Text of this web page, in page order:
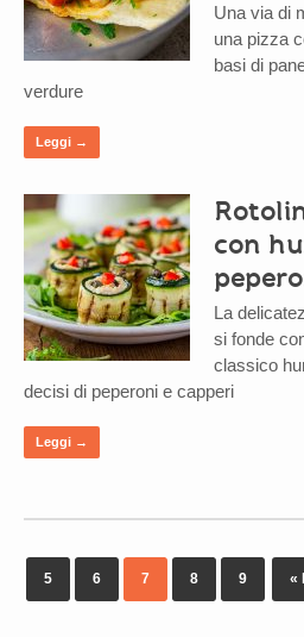
Una via di
una pizza
basi di
verdure
Leggi →
con
La
si fonde
classico
decisi di peperoni e capperi
Leggi →
«
5 6 7 8 9